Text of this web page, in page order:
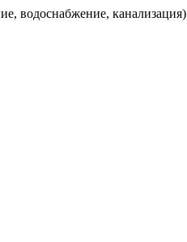
водоснабжение, канализация)